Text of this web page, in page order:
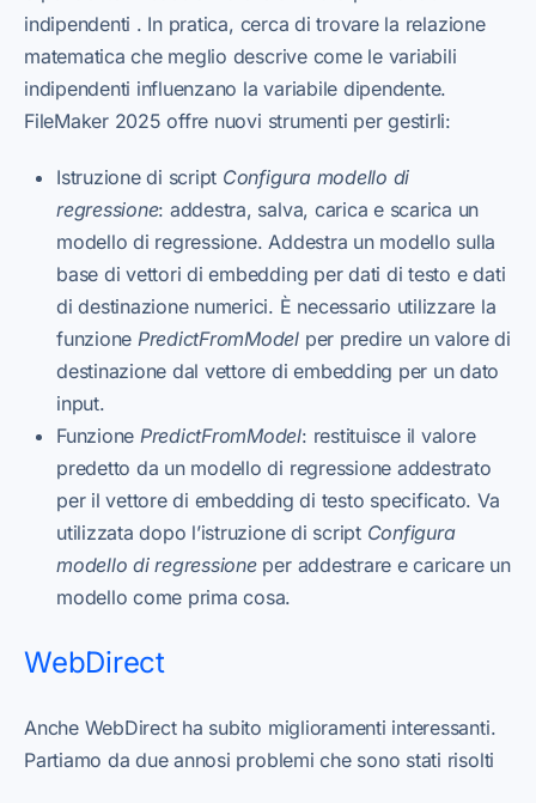
indipendenti . In pratica, cerca di trovare la relazione
matematica che meglio descrive come le variabili
indipendenti influenzano la variabile dipendente.
FileMaker 2025 offre nuovi strumenti per gestirli:
Istruzione di script Configura modello di
regressione: addestra, salva, carica e scarica un
modello di regressione. Addestra un modello sulla
base di vettori di embedding per dati di testo e dati
di destinazione numerici. È necessario utilizzare la
funzione PredictFromModel per predire un valore di
destinazione dal vettore di embedding per un dato
input.
Funzione PredictFromModel: restituisce il valore
predetto da un modello di regressione addestrato
per il vettore di embedding di testo specificato. Va
utilizzata dopo l’istruzione di script Configura
modello di regressioneper addestrare e caricare un
modello come prima cosa.
WebDirect
Anche WebDirect ha subito miglioramenti interessanti.
Partiamo da due annosi problemi che sono stati risolti